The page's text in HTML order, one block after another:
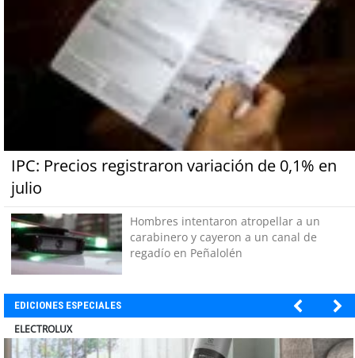
IPC: Precios registraron variación de 0,1% en
julio
Hombres intentaron atropellar a un
carabinero y cayeron a un canal de
regadío en Peñalolén
EDICIONES ESPECIALES
MUTUAL